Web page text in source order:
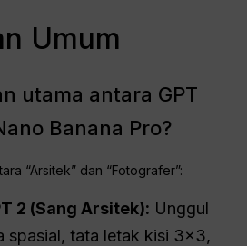
Umum
utama antara GPT
Banana Pro?
“Arsitek” dan “Fotografer”:
2 (Sang Arsitek): Unggul
spasial, tata letak kisi 3×3,